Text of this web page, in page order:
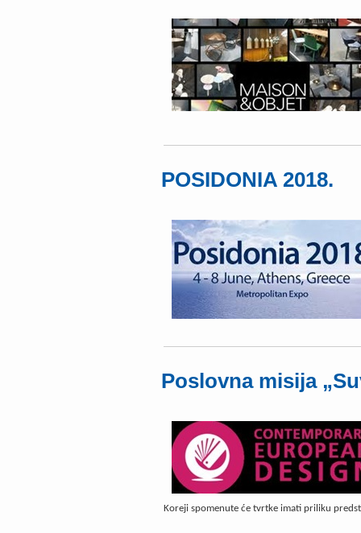
POSIDONIA 2018.
Poslovna misija
Koreji spomenute će tvrtke imati priliku